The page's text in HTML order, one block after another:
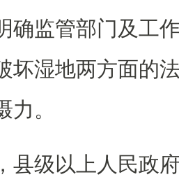
确监管部门及工
坏湿地两方面的
力。
县级以上人民政